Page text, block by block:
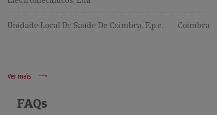
Unidade Local De Saúde De Coimbra, E.p.e. Coimbra
Ver mais
FAQs